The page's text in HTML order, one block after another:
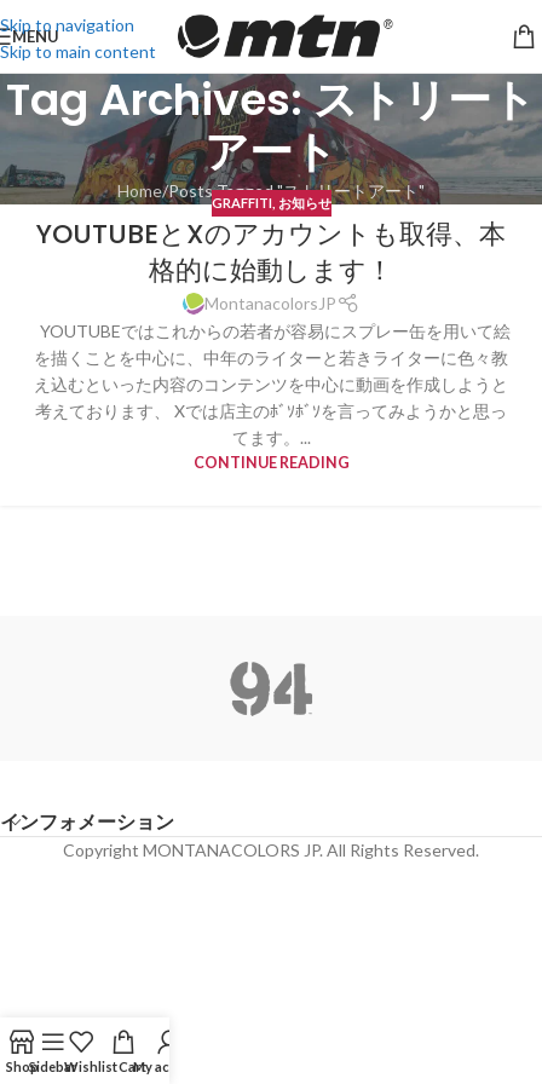
Skip to navigation
Skip to main content
MENU
Tag Archives: ストリート
アート
Home Posts Tagged "ストリートアート"
GRAFFITI, お知らせ
YOUTUBEとXのアカウントも取得、本
格的に始動します！
MontanacolorsJP
YOUTUBEではこれからの若者が容易にスプレー缶を用いて絵
を描くことを中心に、中年のライターと若きライターに色々教
え込むといった内容のコンテンツを中心に動画を作成しようと
考えております、 Xでは店主のﾎﾞｿﾎﾞｿを言ってみようかと思っ
てます。...
CONTINUE READING
インフォメーション
Copyright MONTANACOLORS JP. All Rights Reserved.
ShopSidebarWishlistCartMy account